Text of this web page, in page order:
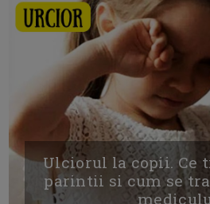
Ulciorul la copii. Ce
parintii si cum se